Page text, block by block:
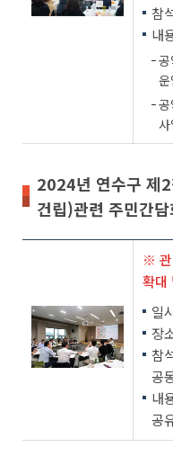
참
내
2024년 연수구 제
건립)관련 주민간담
※ 관
확대
일
장
참
공
내
공